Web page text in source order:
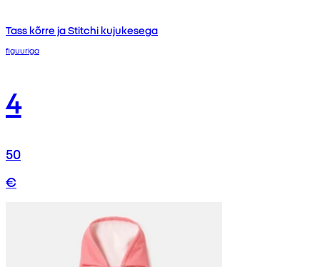
Tass kõrre ja Stitchi kujukesega
figuuriga
4
50
€